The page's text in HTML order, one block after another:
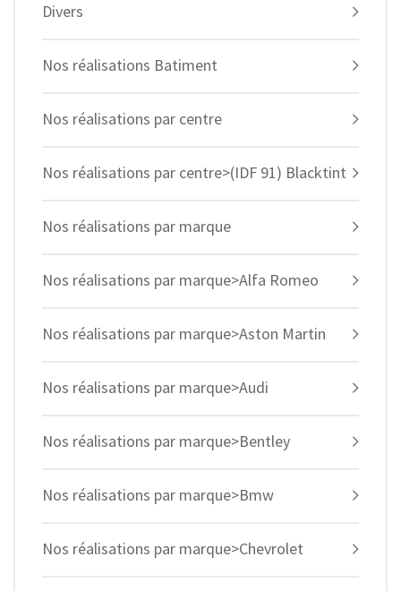
Divers
Nos réalisations Batiment
Nos réalisations par centre
Nos réalisations par centre>(IDF 91) Blacktint
Nos réalisations par marque
Nos réalisations par marque>Alfa Romeo
Nos réalisations par marque>Aston Martin
Nos réalisations par marque>Audi
Nos réalisations par marque>Bentley
Nos réalisations par marque>Bmw
Nos réalisations par marque>Chevrolet